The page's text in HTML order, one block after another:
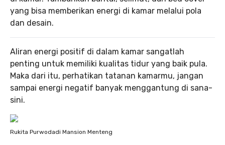
yang bisa memberikan energi di kamar melalui pola
dan desain.
Aliran energi positif di dalam kamar sangatlah
penting untuk memiliki kualitas tidur yang baik pula.
Maka dari itu, perhatikan tatanan kamarmu, jangan
sampai energi negatif banyak menggantung di sana-
sini.
Rukita Purwodadi Mansion Menteng